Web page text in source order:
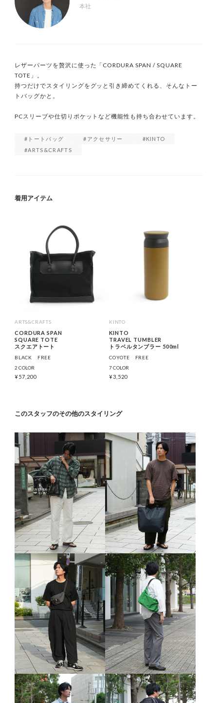
本社
レザーパーツを贅沢に使った「CORDURA SPAN / SQUARE
TOTE」。
持つだけでスタイリングをグッと引き締めてくれる、そんなトー
トバッグかと。
PCスリーブや仕切りポケットなど機能性も持ち合わせています。
トートバッグ アクセサリー
KINTO
ARTS&CRAFTS
着用アイテム
ARTS&CRAFTS
CORDURA SPAN
SQUARE TOTE
スクエアトート
BLACK
FREE
2 COLOR
¥57,200
KINTO
KINTO
TRAVEL TUMBLER
トラベルタンブラー 500ml
COYOTE
FREE
7 COLOR
¥3,520
このスタッフのその他のスタイリング